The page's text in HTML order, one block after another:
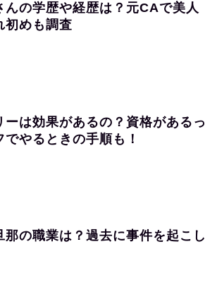
んの学歴や経歴は？元CAで美人
初めも調査
ーは効果があるの？資格があるっ
やるときの手順も！
那の職業は？過去に事件を起こし